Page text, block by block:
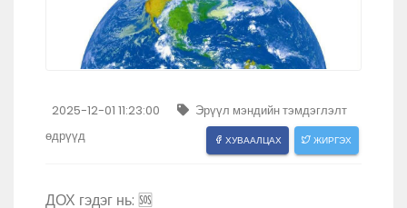
2025-12-01 11:23:00
Эрүүл мэндийн тэмдэглэлт
өдрүүд
ХУВААЛЦАХ ЖИРГЭХ
ДОХ гэдэг нь: 🆘